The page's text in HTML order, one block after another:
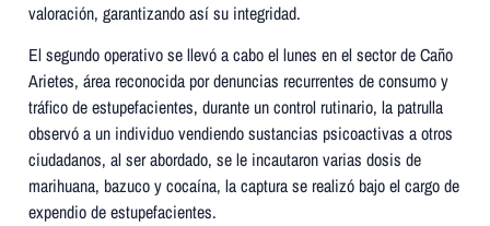
valoración, garantizando así su integridad.
El segundo operativo se llevó a cabo el lunes en el sector de Caño
Arietes, área reconocida por denuncias recurrentes de consumo y
tráfico de estupefacientes, durante un control rutinario, la patrulla
observó a un individuo vendiendo sustancias psicoactivas a otros
ciudadanos, al ser abordado, se le incautaron varias dosis de
marihuana, bazuco y cocaína, la captura se realizó bajo el cargo de
expendio de estupefacientes.